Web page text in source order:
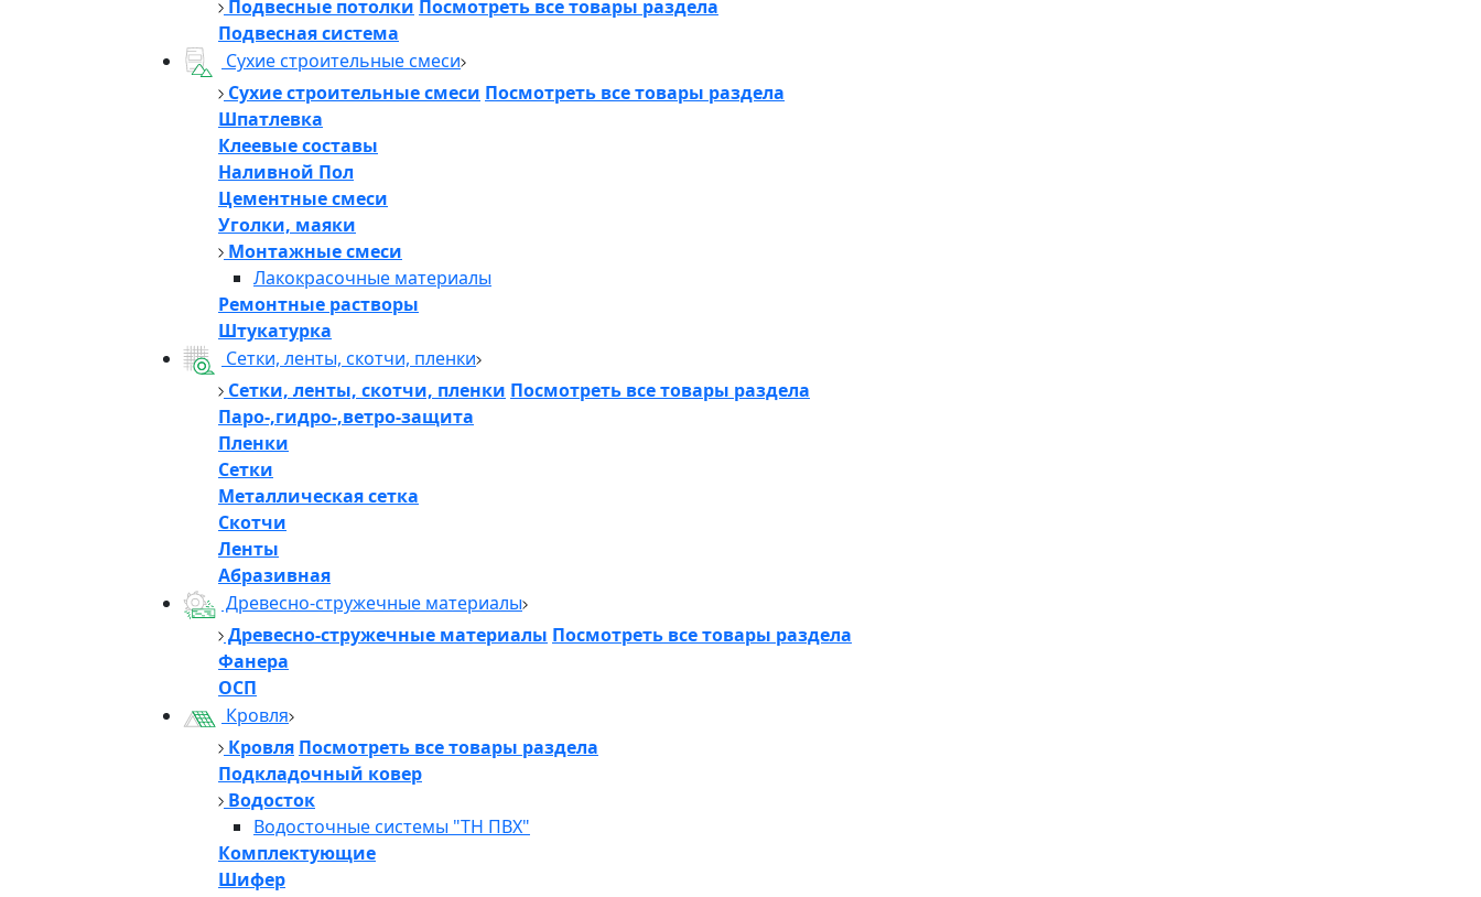
Подвесные потолки Посмотреть все товары раздела
Подвесная система
Сухие строительные смеси
Сухие строительные смеси Посмотреть все товары раздела
Шпатлевка
Клеевые составы
Наливной Пол
Цементные смеси
Уголки, маяки
Монтажные смеси
Лакокрасочные материалы
Ремонтные растворы
Штукатурка
Сетки, ленты, скотчи, пленки
Сетки, ленты, скотчи, пленки Посмотреть все товары раздела
Паро-,гидро-,ветро-защита
Пленки
Сетки
Металлическая сетка
Скотчи
Ленты
Абразивная
Древесно-стружечные материалы
Древесно-стружечные материалы Посмотреть все товары раздела
Фанера
ОСП
Кровля
Кровля Посмотреть все товары раздела
Подкладочный ковер
Водосток
Водосточные системы "ТН ПВХ"
Комплектующие
Шифер